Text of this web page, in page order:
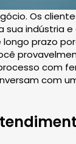
Os
indústria
prazo
com
com